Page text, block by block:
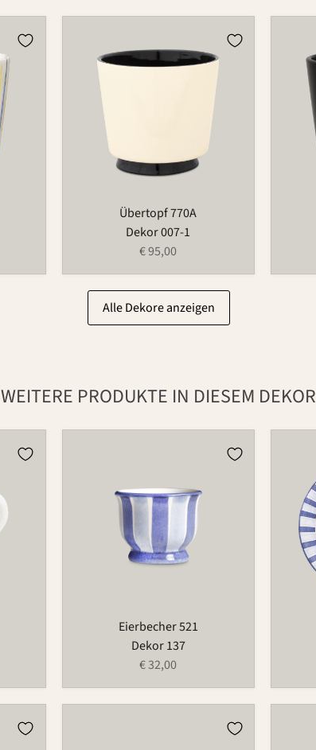
Übertopf 770A
Dekor 007-1
€ 95,00
Alle Dekore anzeigen
WEITERE PRODUKTE IN DIESEM DEKOR
Eierbecher 521
Dekor 137
€ 32,00